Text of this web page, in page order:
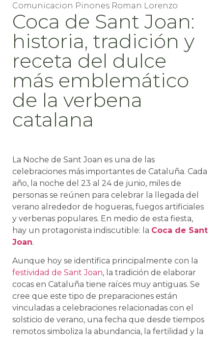
Comunicacion Pinones Roman Lorenzo
Coca de Sant Joan:
historia, tradición y
receta del dulce
más emblemático
de la verbena
catalana
La Noche de Sant Joan es una de las
celebraciones más importantes de Cataluña. Cada
año, la noche del 23 al 24 de junio, miles de
personas se reúnen para celebrar la llegada del
verano alrededor de hogueras, fuegos artificiales
y verbenas populares. En medio de esta fiesta,
hay un protagonista indiscutible: la Coca de Sant
Joan.
Aunque hoy se identifica principalmente con la
festividad de Sant Joan, la tradición de elaborar
cocas en Cataluña tiene raíces muy antiguas. Se
cree que este tipo de preparaciones están
vinculadas a celebraciones relacionadas con el
solsticio de verano, una fecha que desde tiempos
remotos simboliza la abundancia, la fertilidad y la